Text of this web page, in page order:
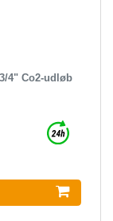
4" Co2-udløb